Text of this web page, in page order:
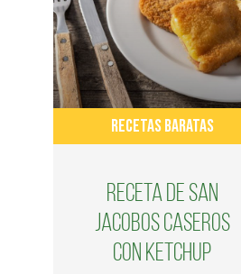
RECETAS BARATAS
Receta de san
jacobos caseros
con ketchup